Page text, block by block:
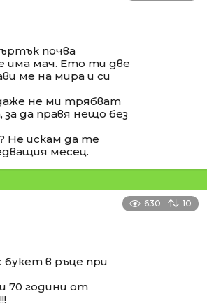
почва
има мач. Ето ти две
ме на мира и си
не ми трябват
за да правя нещо без
Не искам да те
месец.
630 10
букет в ръце при
70 години от